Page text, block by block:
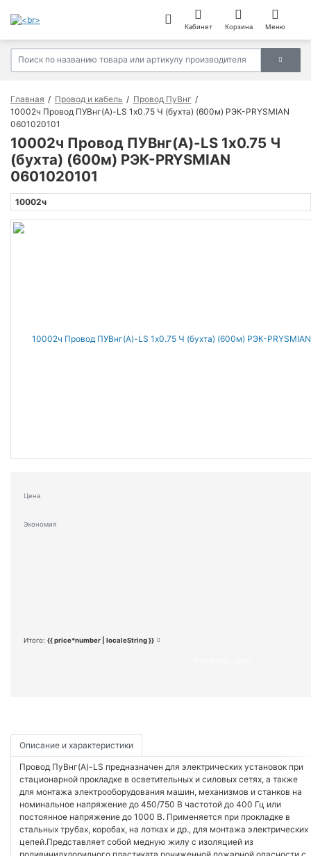
Кабинет Корзина Меню
Главная Провод и кабель
Провод ПуВнг
10002ч Провод ПУВнг(А)-LS 1х0.75 Ч (бухта) (600м) РЭК-PRYSMIAN
0601020101
10002ч Провод ПУВнг(А)-LS 1х0.75 Ч
(бухта) (600м) РЭК-PRYSMIAN
0601020101
10002ч
Цена
Экономия
Итого: {{ price*number | localeString }}
Описание и характеристики
Провод ПуВнг(А)-LS предназначен для электрических установок при
стационарной прокладке в осветительных и силовых сетях, а также
для монтажа электрооборудования машин, механизмов и станков на
номинальное напряжение до 450/750 В частотой до 400 Гц или
постоянное напряжение до 1000 В. Применяется при прокладке в
стальных трубах, коробах, на лотках и др., для монтажа электрических
цепей.Представляет собой медную жилу с изоляцией из